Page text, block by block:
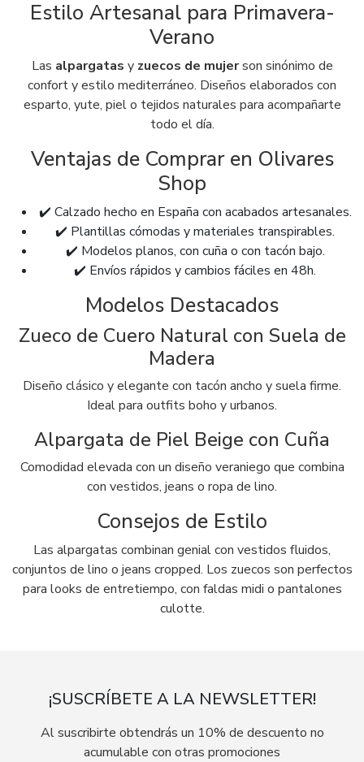
Estilo Artesanal para Primavera-
Verano
Las alpargatas y zuecos de mujerson sinónimo de
confort y estilo mediterráneo. Diseños elaborados con
esparto, yute, piel o tejidos naturales para acompañarte
todo el día.
Ventajas de Comprar en Olivares
Shop
✔️ Calzado hecho en España con acabados artesanales.
✔️ Plantillas cómodas y materiales transpirables.
✔️ Modelos planos, con cuña o con tacón bajo.
✔️ Envíos rápidos y cambios fáciles en 48h.
Modelos Destacados
Zueco de Cuero Natural con Suela de
Madera
Diseño clásico y elegante con tacón ancho y suela firme.
Ideal para outfits boho y urbanos.
Alpargata de Piel Beige con Cuña
Comodidad elevada con un diseño veraniego que combina
con vestidos, jeans o ropa de lino.
Consejos de Estilo
Las alpargatas combinan genial con vestidos fluidos,
conjuntos de lino o jeans cropped. Los zuecos son perfectos
para looks de entretiempo, con faldas midi o pantalones
culotte.
¡SUSCRÍBETE A LA NEWSLETTER!
Al suscribirte obtendrás un 10% de descuento no
acumulable con otras promociones